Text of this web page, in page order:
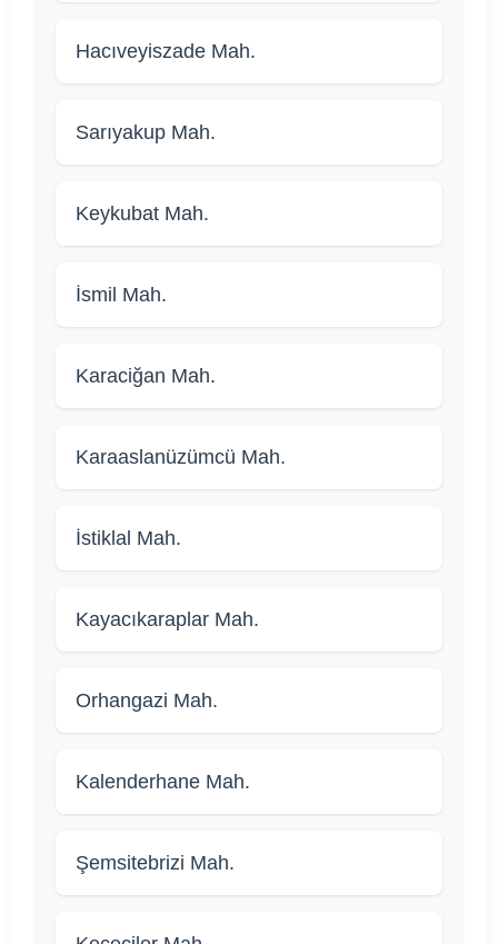
Hacıveyiszade Mah.
Sarıyakup Mah.
Keykubat Mah.
İsmil Mah.
Karaciğan Mah.
Karaaslanüzümcü Mah.
İstiklal Mah.
Kayacıkaraplar Mah.
Orhangazi Mah.
Kalenderhane Mah.
Şemsitebrizi Mah.